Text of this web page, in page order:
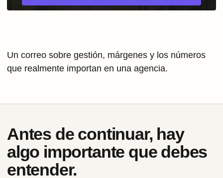
Un correo sobre gestión, márgenes y los números
que realmente importan en una agencia.
Antes de continuar, hay
algo importante que debes
entender.